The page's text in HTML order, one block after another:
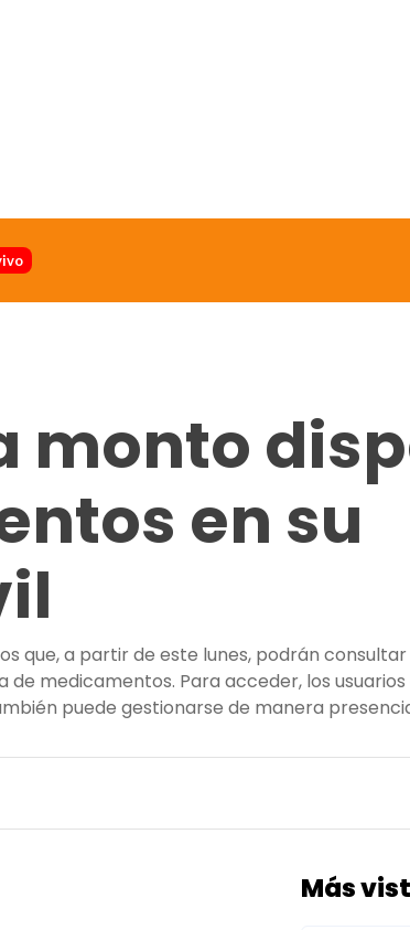
monto
en su
que, a partir de este lunes, podrán
medicamentos. Para acceder, los
puede gestionarse de manera
Más